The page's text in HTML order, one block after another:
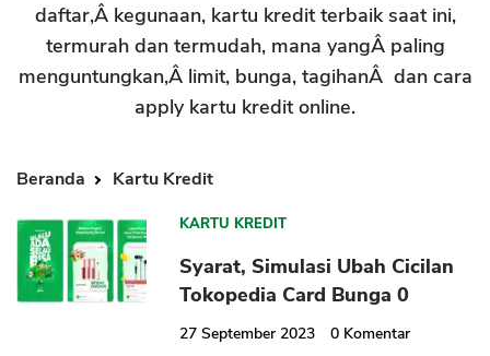
daftar,Â kegunaan, kartu kredit terbaik saat ini,
termurah dan termudah, mana yangÂ paling
menguntungkan,Â limit, bunga, tagihanÂ dan cara
apply kartu kredit online.
Beranda Kartu Kredit
KARTU KREDIT
Syarat, Simulasi Ubah Cicilan
Tokopedia Card Bunga 0
27 September 2023 0 Komentar